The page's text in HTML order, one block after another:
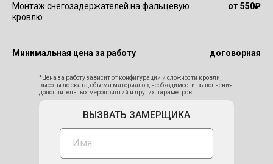
Монтаж снегозадержателей на фальцевую
кровлю
от 550₽
Минимальная цена за работу договорная
ВЫЗВАТЬ ЗАМЕРЩИКА
*Цена за работу зависит от конфигурации и сложности кровли,
высоты до ската, объема материалов, необходимости выполнения
дополнительных мероприятий и других параметров.